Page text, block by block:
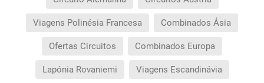
Viagens Polinésia Francesa Combinados Ásia
Ofertas Circuitos Combinados Europa
Lapónia Rovaniemi Viagens Escandinávia